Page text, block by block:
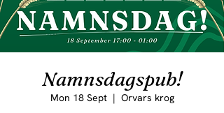
Namnsdagspub!
Mon 18 Sept
  |
Orvars krog